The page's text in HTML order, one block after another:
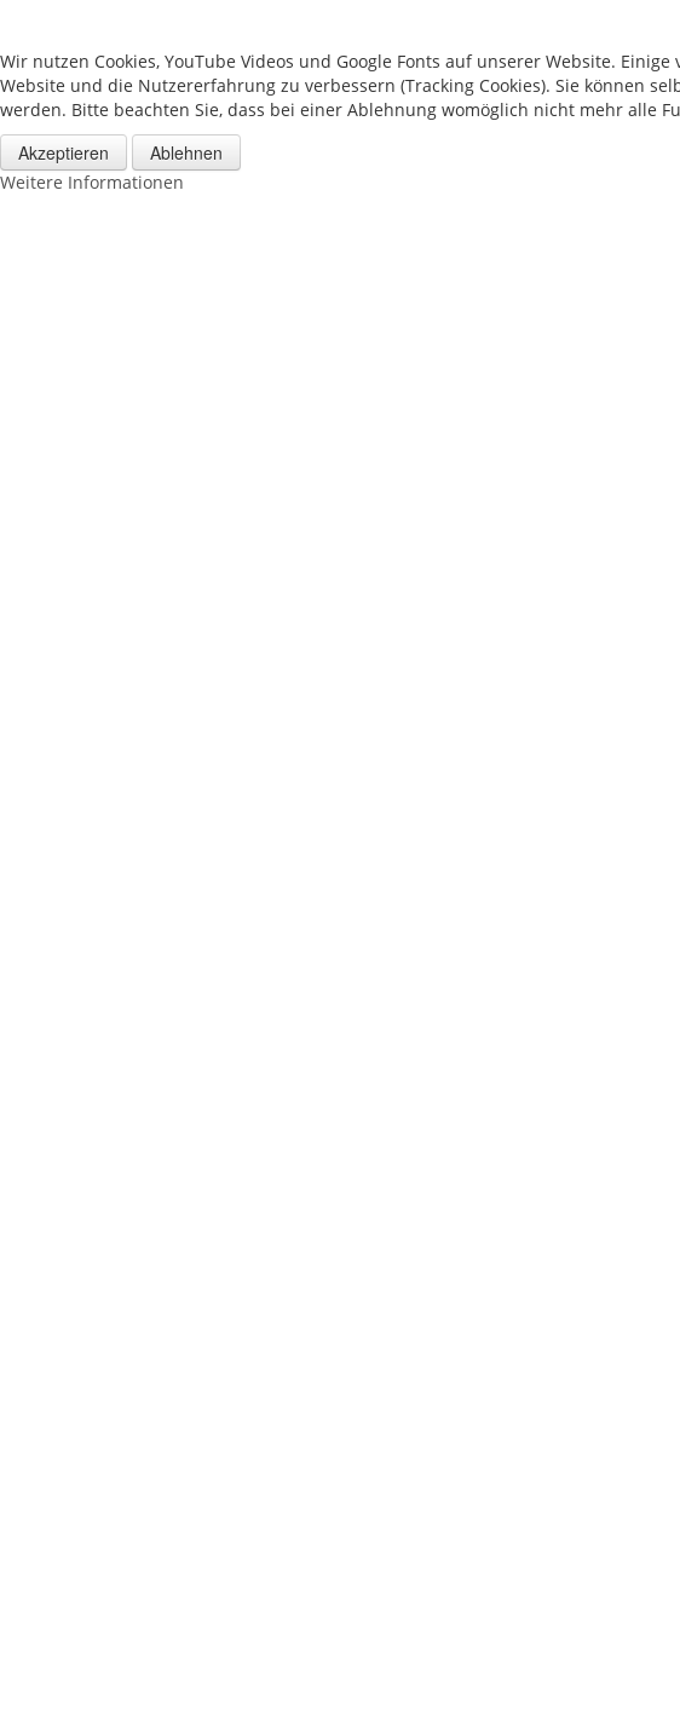
Wir nutzen Cookies, YouTube Videos und Google Fonts auf unserer Website.
Website und die Nutzererfahrung zu verbessern (Tracking Cookies). Sie können
werden. Bitte beachten Sie, dass bei einer Ablehnung womöglich nicht mehr alle
Akzeptieren Ablehnen
Weitere Informationen